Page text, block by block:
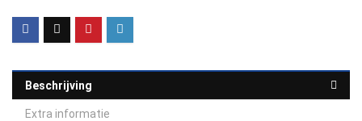
Beschrijving
Extra informatie